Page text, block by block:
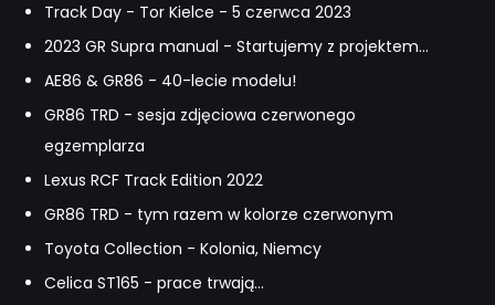
Track Day - Tor Kielce - 5 czerwca 2023
2023 GR Supra manual - Startujemy z projektem...
AE86 & GR86 - 40-lecie modelu!
GR86 TRD - sesja zdjęciowa czerwonego
egzemplarza
Lexus RCF Track Edition 2022
GR86 TRD - tym razem w kolorze czerwonym
Toyota Collection - Kolonia, Niemcy
Celica ST165 - prace trwają...